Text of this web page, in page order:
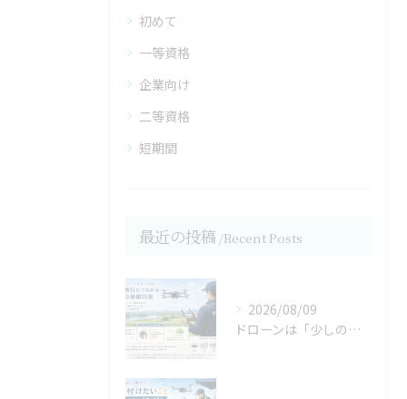
初めて
一等資格
企業向け
二等資格
短期間
最近の投稿 Recent Posts
2026/08/09
ドローンは「少しの操作」が大切｜安定飛行につながる繊細な操縦技術【宮城県仙台市・名取市 ドローンスクール】